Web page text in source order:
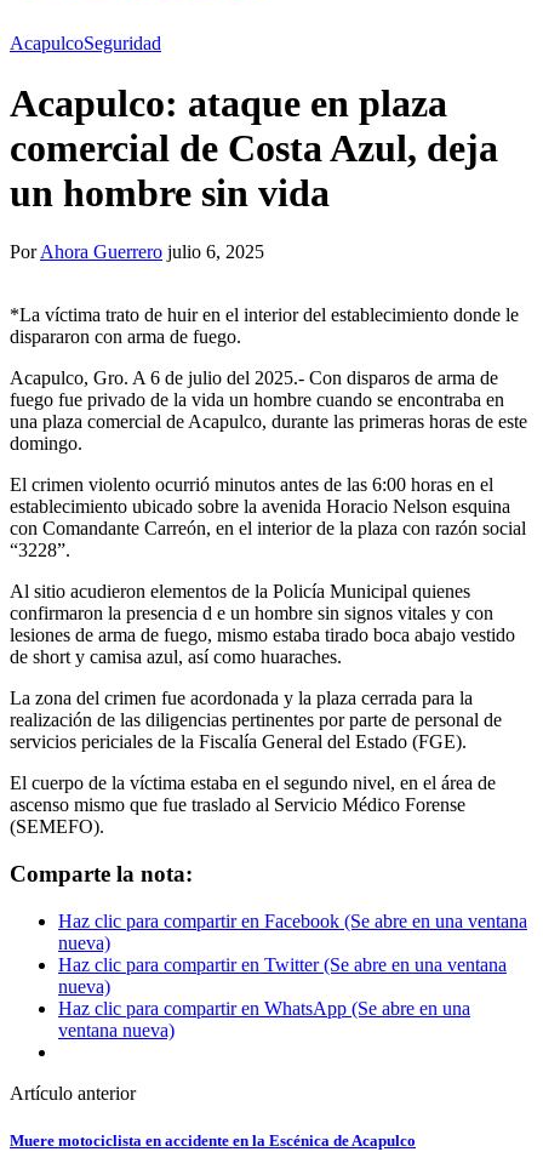
AcapulcoSeguridad
Acapulco: ataque en plaza
comercial de Costa Azul, deja
un hombre sin vida
PorAhora Guerrero julio 6, 2025
*La víctima trato de huir en el interior del establecimiento donde le
dispararon con arma de fuego.
Acapulco, Gro. A 6 de julio del 2025.- Con disparos de arma de
fuego fue privado de la vida un hombre cuando se encontraba en
una plaza comercial de Acapulco, durante las primeras horas de este
domingo.
El crimen violento ocurrió minutos antes de las 6:00 horas en el
establecimiento ubicado sobre la avenida Horacio Nelson esquina
con Comandante Carreón, en el interior de la plaza con razón social
“3228”.
Al sitio acudieron elementos de la Policía Municipal quienes
confirmaron la presencia d e un hombre sin signos vitales y con
lesiones de arma de fuego, mismo estaba tirado boca abajo vestido
de short y camisa azul, así como huaraches.
La zona del crimen fue acordonada y la plaza cerrada para la
realización de las diligencias pertinentes por parte de personal de
servicios periciales de la Fiscalía General del Estado (FGE).
El cuerpo de la víctima estaba en el segundo nivel, en el área de
ascenso mismo que fue traslado al Servicio Médico Forense
(SEMEFO).
Comparte la nota:
Haz clic para compartir en Facebook (Se abre en una ventana
nueva)
Haz clic para compartir en Twitter (Se abre en una ventana
nueva)
Haz clic para compartir en WhatsApp (Se abre en una
ventana nueva)
Artículo anterior
Muere motociclista en accidente en la Escénica de Acapulco